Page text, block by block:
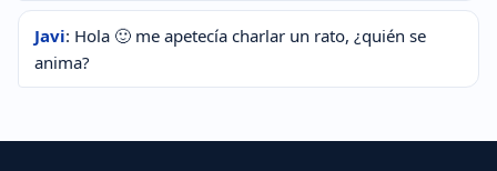
Javi: Hola 🙂 me apetecía charlar un rato, ¿quién se
anima?